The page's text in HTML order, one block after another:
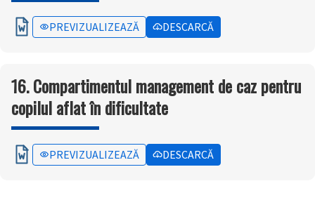
PREVIZUALIZEAZĂ DESCARCĂ
16. Compartimentul management de caz pentru
copilul aflat în dificultate
PREVIZUALIZEAZĂ DESCARCĂ